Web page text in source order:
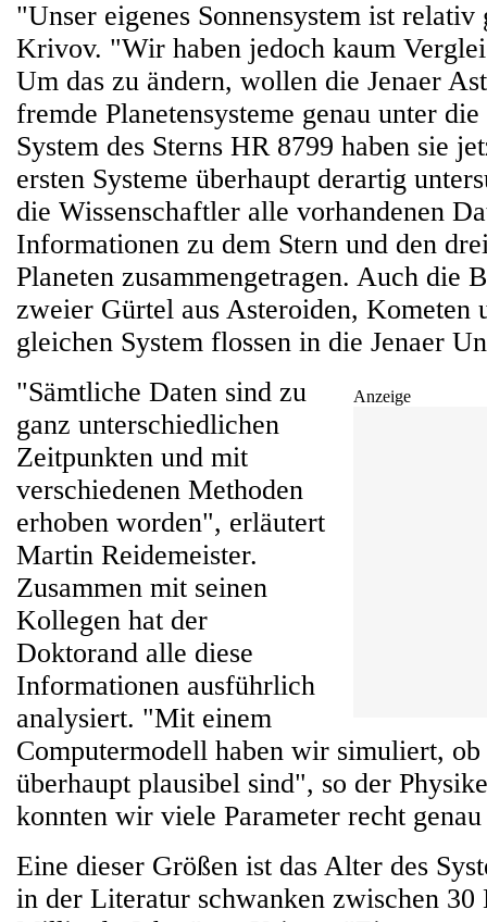
"Unser eigenes Sonnensystem ist
Krivov. "Wir haben jedoch kaum
Um das zu ändern, wollen die Jenaer
fremde Planetensysteme genau unter
System des Sterns HR 8799 haben sie
ersten Systeme überhaupt derartig
die Wissenschaftler alle vorhandenen
Informationen zu dem Stern und den
Planeten zusammengetragen. Auch die
zweier Gürtel aus Asteroiden, Kometen
gleichen System flossen in die Jenaer
Anzeige
"Sämtliche Daten sind zu
ganz unterschiedlichen
Zeitpunkten und mit
verschiedenen Methoden
erhoben worden", erläutert
Martin Reidemeister.
Zusammen mit seinen
Kollegen hat der
Doktorand alle diese
Informationen ausführlich
analysiert. "Mit einem
Computermodell haben wir simuliert,
überhaupt plausibel sind", so der
konnten wir viele Parameter recht
Eine dieser Größen ist das Alter des
in der Literatur schwanken zwischen